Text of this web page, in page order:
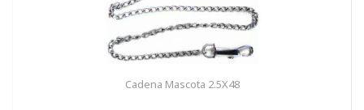
Cadena Mascota 2.5X48